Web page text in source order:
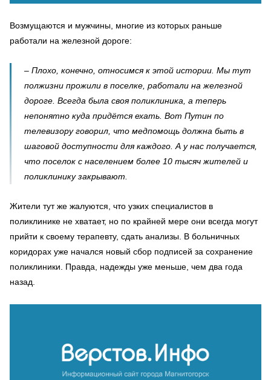
Возмущаются и мужчины, многие из которых раньше
работали на железной дороге:
– Плохо, конечно, относимся к этой истории. Мы тут
полжизни прожили в поселке, работали на железной
дороге. Всегда была своя поликлиника, а теперь
непонятно куда придётся ехать. Вот Путин по
телевизору говорил, что медпомощь должна быть в
шаговой доступности для каждого. А у нас получается,
что поселок с населением более 10 тысяч жителей и
поликлинику закрывают.
Жители тут же жалуются, что узких специалистов в
поликлинике не хватает, но по крайней мере они всегда могут
прийти к своему терапевту, сдать анализы. В больничных
коридорах уже начался новый сбор подписей за сохранение
поликлиники. Правда, надежды уже меньше, чем два года
назад.